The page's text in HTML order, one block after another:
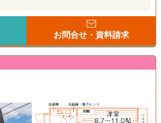
お問合せ・資料請求